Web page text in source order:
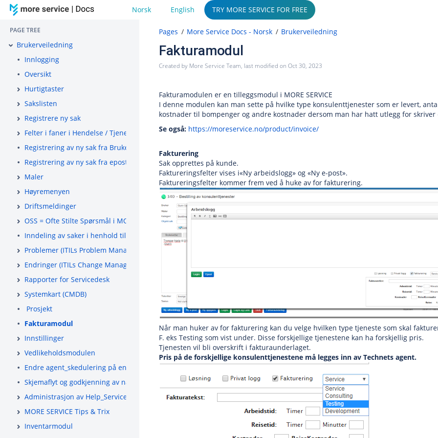
Norsk English TRY MORE SERVICE FOR FREE
PAGE TREE
Brukerveiledning
Innlogging
Oversikt
Hurtigtaster
Sakslisten
Registrere ny sak
Felter i faner i Hendelse / Tjeneste / Tilgang
Registrering av ny sak fra BrukerWeb
Registrering av ny sak fra epost
Maler
Høyremenyen
Driftsmeldinger
OSS = Ofte Stilte Spørsmål i MORE SERVICE
Inndeling av saker i henhold til ITIL
Problemer (ITILs Problem Management)
Endringer (ITILs Change Management)
Rapporter for Servicedesk
Systemkart (CMDB)
Prosjekt
Fakturamodul
Innstillinger
Vedlikeholdsmodulen
Endre agent_skedulering på en oppgave eller slette
Skjemaflyt og godkjenning av nærmeste leder
Administrasjon av Help_Servicedesk _(ServiceDesk-_Admin-fane)
MORE SERVICE Tips & Trix
Inventarmodul
Pages More Service Docs - Norsk Brukerveiledning
Fakturamodul
Created by More Service Team, last modified on Oct 30, 2023
Fakturamodulen er en tilleggsmodul i MORE SERVICE
I denne modulen kan man sette på hvilke type konsulenttjenester som er levert,
kostnader til bompenger og andre kostnader dersom man har hatt utlegg for
Se også: https://moreservice.no/product/invoice/
Fakturering
Sak opprettes på kunde.
Faktureringsfelter vises i«Ny arbeidslogg» og «Ny e-post».
Faktureringsfelter kommer frem ved å huke av for fakturering.
Når man huker av for fakturering kan du velge hvilken type tjeneste som skal
F. eks Testing som vist under. Disse forskjellige tjenestene kan ha forskjellig pris.
Tjenesten vil bli overskrift i fakturaunderlaget.
Pris på de forskjellige konsulenttjenestene må legges inn av Technets agent.